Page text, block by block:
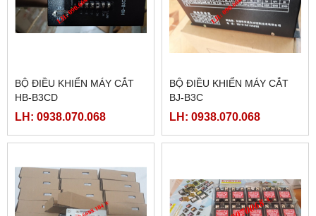
BỘ ĐIỀU KHIỂN MÁY CẮT
HB-B3CD
LH: 0938.070.068
BỘ ĐIỀU KHIỂN MÁY CẮT
BJ-B3C
LH: 0938.070.068